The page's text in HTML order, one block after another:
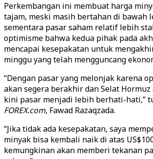
Perkembangan ini membuat harga
tajam, meski masih bertahan di bawah
sementara pasar saham relatif lebih
optimisme bahwa kedua pihak pada
mencapai kesepakatan untuk
minggu yang telah mengguncang
“Dengan pasar yang melonjak karena
akan segera berakhir dan Selat
kini pasar menjadi lebih berhati-hati,”
FOREX.com, Fawad Razaqzada.
“Jika tidak ada kesepakatan, saya
minyak bisa kembali naik di atas
kemungkinan akan memberi tekanan